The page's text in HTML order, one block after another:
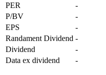
PER
-
P/BV
-
EPS
-
Randament Dividend -
Dividend
-
Data ex dividend
-